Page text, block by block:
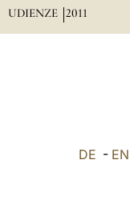
UDIENZE 2011
DE - EN